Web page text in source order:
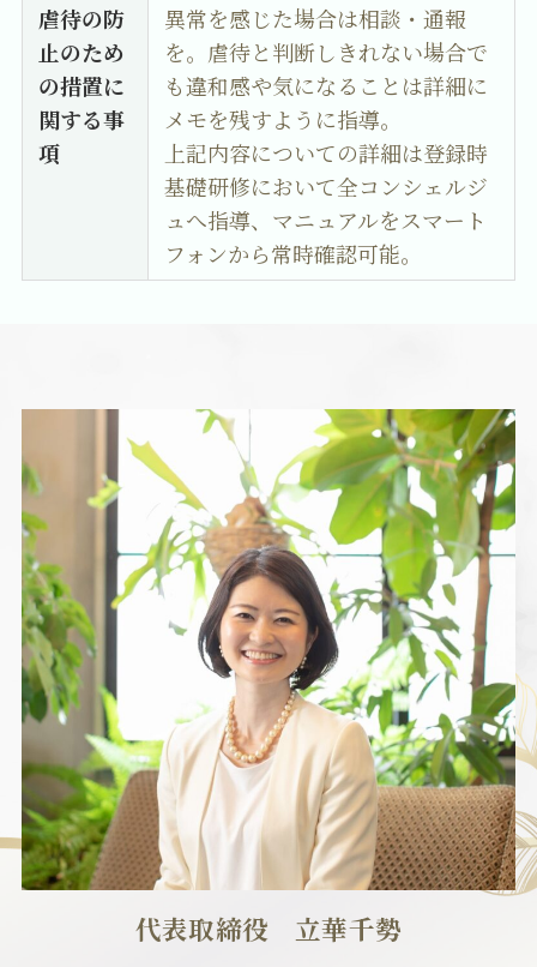
虐待の防
止のため
の措置に
関する事
項
異常を感じた場合は相談・通報
を。虐待と判断しきれない場合で
も違和感や気になることは詳細に
メモを残すように指導。
上記内容についての詳細は登録時
基礎研修において全コンシェルジ
ュへ指導、マニュアルをスマート
フォンから常時確認可能。
代表取締役 立華千勢